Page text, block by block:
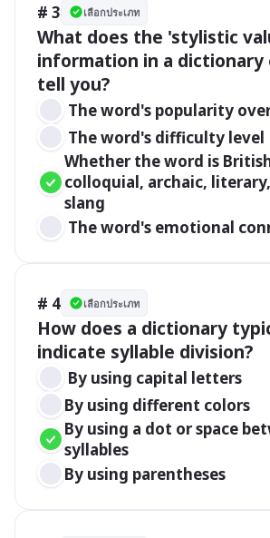
# 3 เลือกประเภท
What does the 'stylistic
information in a
tell you?
The word's popularity
The word's difficulty level
Whether the word is
colloquial, archaic,
slang
The word's emotional
# 4 เลือกประเภท
How does a dictionary
indicate syllable division?
By using capital letters
By using different colors
By using a dot or space
syllables
By using parentheses